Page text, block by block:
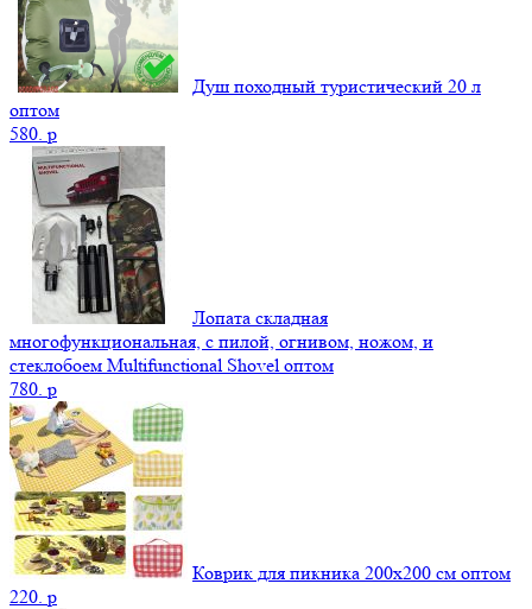
Душ походный туристический 20 л
оптом
580. p
Лопата складная
многофункциональная, с пилой, огнивом, ножом, и
стеклобоем Multifunctional Shovel оптом
780. p
Коврик для пикника 200х200 см оптом
220. p